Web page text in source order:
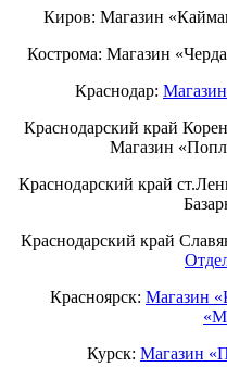
Киров: Магазин
Кострома: Магазин
Краснодар:
Краснодарский край
Магазин
Краснодарский край
Краснодарский край
Красноярск: Магазин
Курск: Магазин